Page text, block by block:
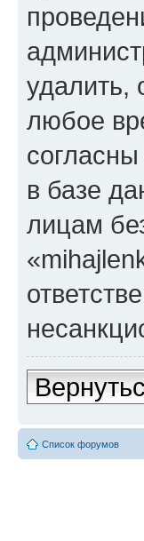
удалить,
любое
в базе
лицам
Список форумов